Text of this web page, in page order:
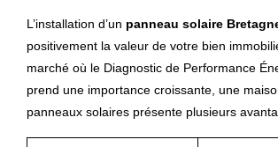
L’installation d’un panneau solaire
positivement la valeur de votre bien
marché où le Diagnostic de Performance
prend une importance croissante, une
panneaux solaires présente plusieurs